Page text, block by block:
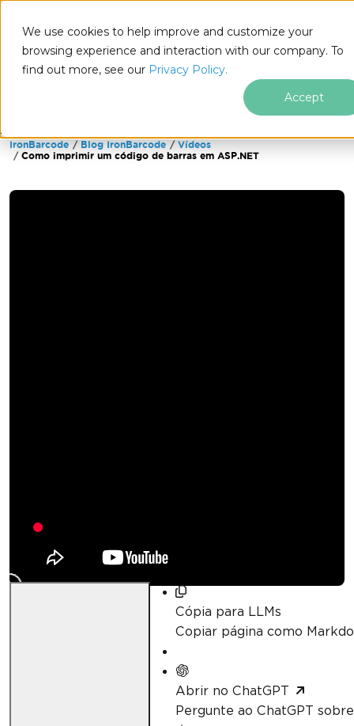
We use cookies to help improve and customize your
browsing experience and interaction with our company. To
find out more, see our Privacy Policy.
Accept
Ir para o conteúdo do rodapé
IronBarcode Blog IronBarcode
Vídeos
Como imprimir um código de barras em ASP.NET
ASP.NET
Curtis Chau
Cópia para LLMs
Copiar página como
Abrir no ChatGPT
Pergunte ao ChatGPT